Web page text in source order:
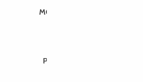
MORGANE
PAULINE